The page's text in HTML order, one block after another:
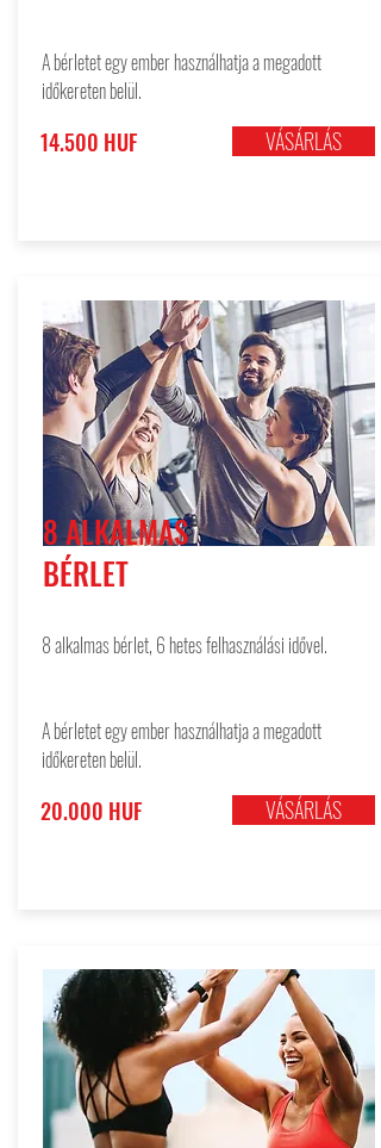
A bérletet egy ember használhatja a megadott
időkereten belül.
14.500 HUF VÁSÁRLÁS
8 ALKALMAS
BÉRLET
8 alkalmas bérlet, 6 hetes felhasználási idővel.
A bérletet egy ember használhatja a megadott
időkereten belül.
20.000 HUF VÁSÁRLÁS